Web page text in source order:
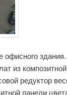
офисного здания.
из композитной
редуктор
панели